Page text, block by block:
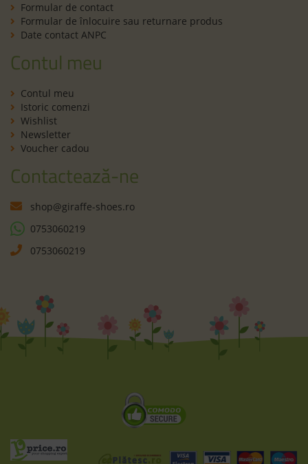
Formular de contact
Formular de înlocuire sau returnare produs
Date contact ANPC
Contul meu
Contul meu
Istoric comenzi
Wishlist
Newsletter
Voucher cadou
Contactează-ne
shop@giraffe-shoes.ro
0753060219
0753060219